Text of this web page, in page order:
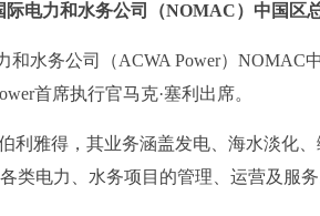
际电力和水务公司（NOMAC）中国区
水务公司（ACWA Power）NOMAC
首席执行官马克·塞利出席。
雅得，其业务涵盖发电、海水淡化、
类电力、水务项目的管理、运营及服务